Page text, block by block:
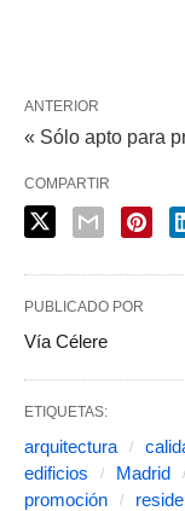
ANTERIOR
« Sólo apto para
COMPARTIR
PUBLICADO POR
Vía Célere
ETIQUETAS:
arquitectura
edificios
Madrid
promoción